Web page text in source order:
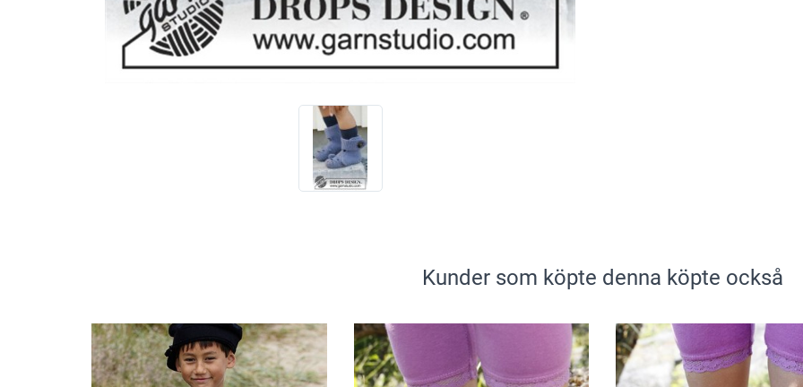
Kunder som köpte denna köpte också